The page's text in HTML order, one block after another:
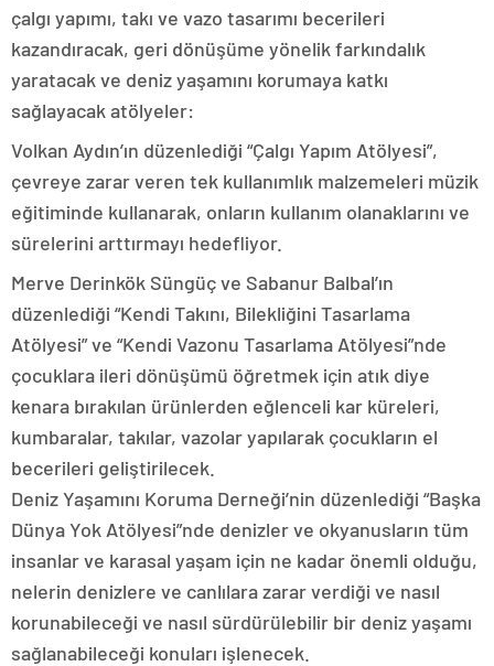
çalgı yapımı, takı ve vazo tasarımı becerileri
kazandıracak, geri dönüşüme yönelik farkındalık
yaratacak ve deniz yaşamını korumaya katkı
sağlayacak atölyeler:
Volkan Aydın’ın düzenlediği “Çalgı Yapım Atölyesi”,
çevreye zarar veren tek kullanımlık malzemeleri müzik
eğitiminde kullanarak, onların kullanım olanaklarını ve
sürelerini arttırmayı hedefliyor.
Merve Derinkök Süngüç ve Sabanur Balbal’ın
düzenlediği “Kendi Takını, Bilekliğini Tasarlama
Atölyesi” ve “Kendi Vazonu Tasarlama Atölyesi”nde
çocuklara ileri dönüşümü öğretmek için atık diye
kenara bırakılan ürünlerden eğlenceli kar küreleri,
kumbaralar, takılar, vazolar yapılarak çocukların el
becerileri geliştirilecek.
Deniz Yaşamını Koruma Derneği’nin düzenlediği “Başka
Dünya Yok Atölyesi”nde denizler ve okyanusların tüm
insanlar ve karasal yaşam için ne kadar önemli olduğu,
nelerin denizlere ve canlılara zarar verdiği ve nasıl
korunabileceği ve nasıl sürdürülebilir bir deniz yaşamı
sağlanabileceği konuları işlenecek.